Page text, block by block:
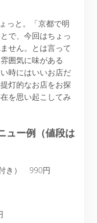
っと。「京都で明
で、今回はちょっ
せん。とは言って
囲気に味がある
時にはいいお店だ
灯的なお店をお探
を思い起こしてみ
ュー例（値段は
き） 990円